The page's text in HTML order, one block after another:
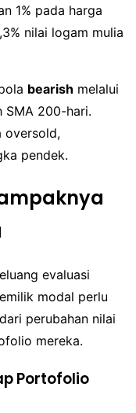
1% pada harga
nilai logam mulia
bearish melalui
SMA 200-hari.
oversold,
pendek.
evaluasi
modal perlu
perubahan nilai
mereka.
Portofolio